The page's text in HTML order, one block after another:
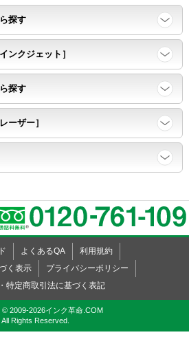
印刷時の安定性・経時変化の影響の確
寿命レポート
あたりのパウダー消費量、転写率、
落下試験
外観
か目視確認
探す
ンクジェット］
探す
ーザー］
よくあるQA
利用規約
く表示
プライバシーポリシー
特定商取引法に基づく表記
© 2009-2026インク革命.COM
All Rights Reserved.